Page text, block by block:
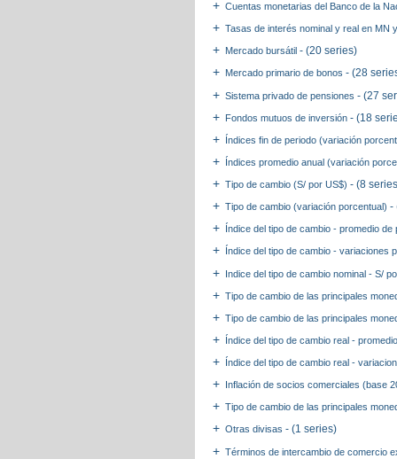
Cuentas monetarias del Banco de la
Tasas de interés nominal y real en
Mercado bursátil - (20 series)
Mercado primario de bonos - (28
Sistema privado de pensiones - (27
Fondos mutuos de inversión - (18
Índices fin de periodo (variación
Índices promedio anual (variación
Tipo de cambio (S/ por US$) - (8
Tipo de cambio (variación porcentual) -
Índice del tipo de cambio - promedio
Índice del tipo de cambio - variaciones
Indice del tipo de cambio nominal - S/
Tipo de cambio de las principales
Tipo de cambio de las principales
Índice del tipo de cambio real -
Índice del tipo de cambio real -
Inflación de socios comerciales (base
Tipo de cambio de las principales
Otras divisas - (1 series)
Términos de intercambio de comercio